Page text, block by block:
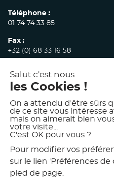
Téléphone :
01 74 74 33 85
Fax :
+32 (0) 68 33 16 58
commandes@akw-
© 2026 AKW
MENTIONS
POLITIQUE DE
CONDITIONS
CHARTE